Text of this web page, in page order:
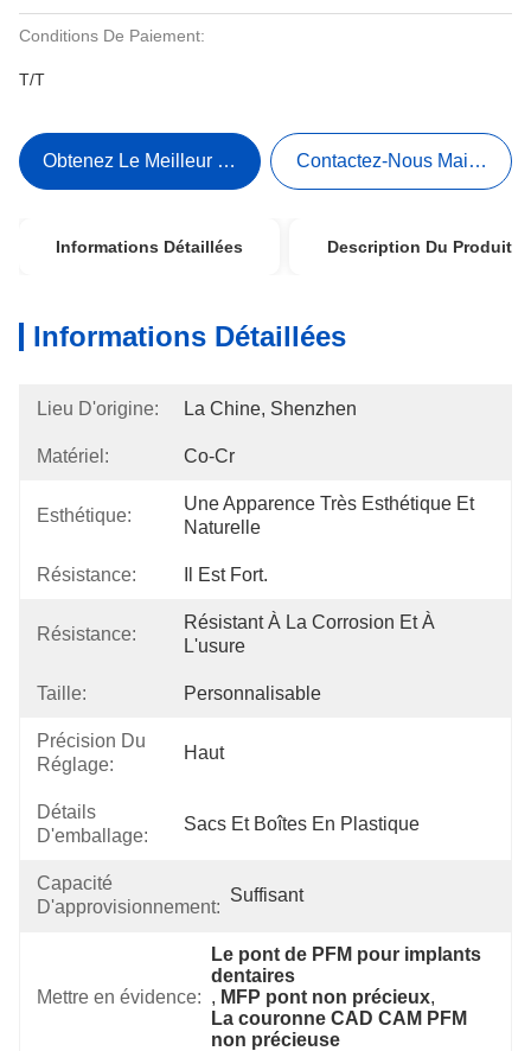
Conditions De Paiement:
T/T
Obtenez Le Meilleur Prix Contactez-Nous Maintenant
Informations Détaillées Description Du Produit
Informations Détaillées
Lieu D'origine: La Chine, Shenzhen
Matériel: Co-Cr
Esthétique:
Une Apparence Très Esthétique Et
Naturelle
Résistance: Il Est Fort.
Résistance:
Résistant À La Corrosion Et À
L'usure
Taille: Personnalisable
Précision Du
Réglage:
Haut
Détails
D'emballage:
Sacs Et Boîtes En Plastique
Capacité
D'approvisionnement:
Suffisant
Mettre en évidence:
Le pont de PFM pour implants
dentaires
, MFP pont non précieux,
La couronne CAD CAM PFM
non précieuse